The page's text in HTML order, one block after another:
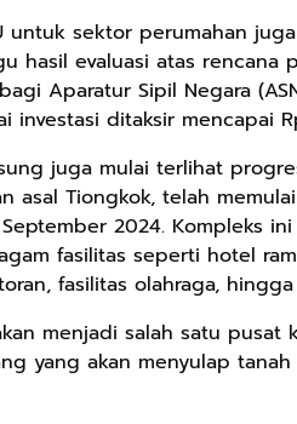
untuk sektor perumahan
hasil evaluasi atas rencana
Aparatur Sipil Negara
investasi ditaksir mencapai
juga mulai terlihat
asal Tiongkok, telah
2024. Kompleks
fasilitas seperti hotel
fasilitas olahraga,
menjadi salah satu
yang akan menyulap
Sri
Rudi
Rp2.989.000
Lukisan Sri
Sultan
Hamengkubowono
Karya Rudi
Winarso
Shopee